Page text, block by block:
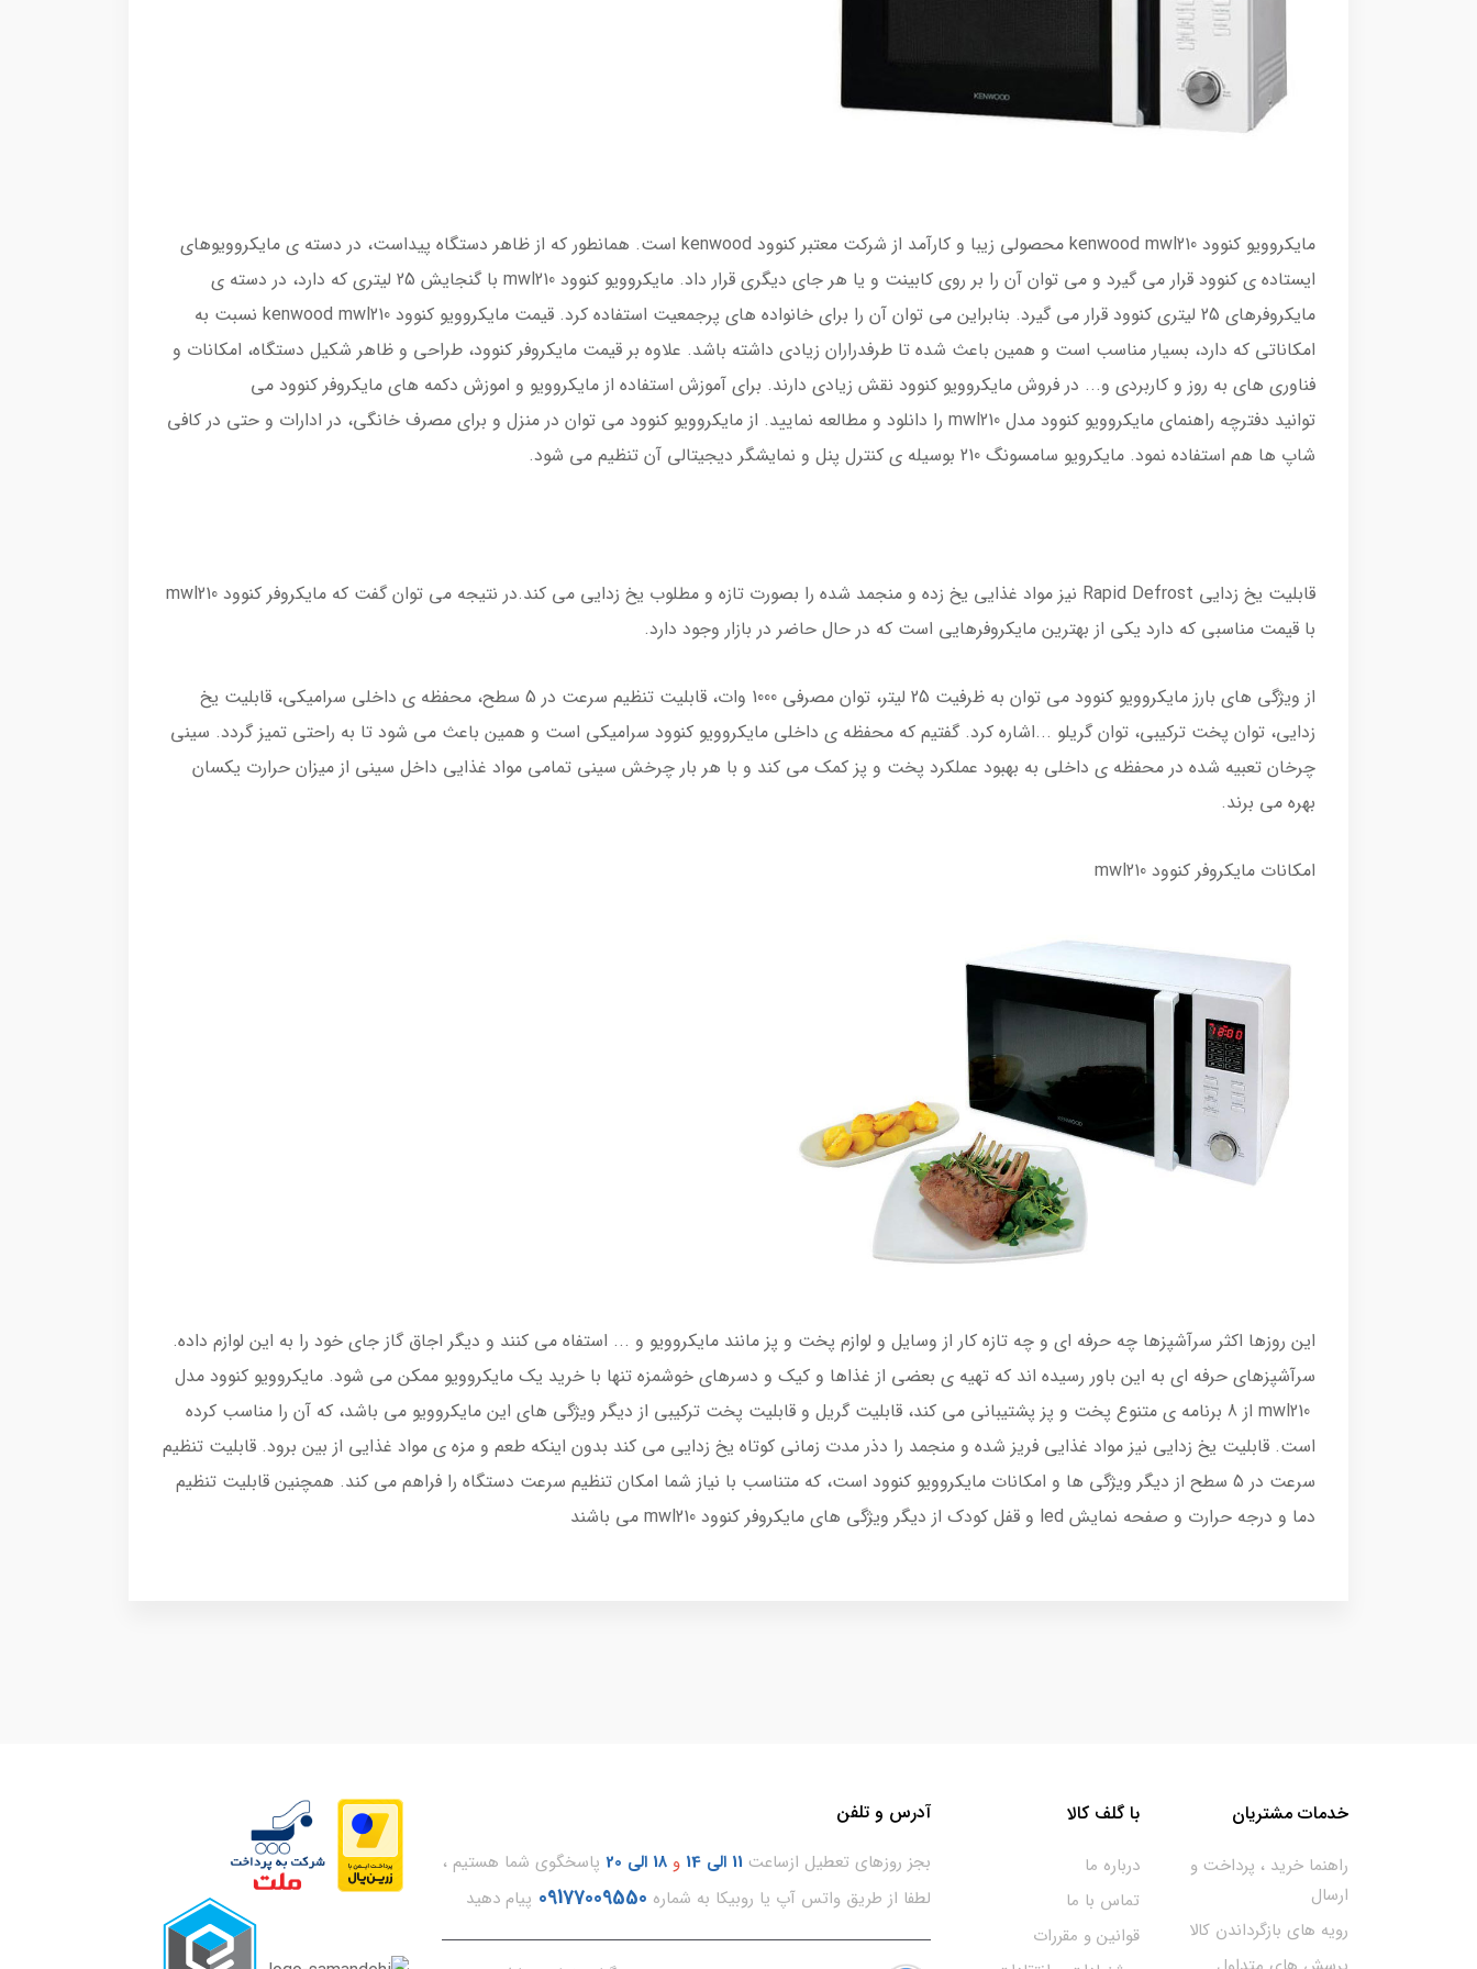
مایکروویو کنوود kenwood mwl210 محصولی زیبا و کارآمد از شرکت معتبر کنوود kenwood است. همانطور که از ظاهر دستگاه پیداست، در دسته ی مایکروویوهای
ایستاده ی کنوود قرار می گیرد و می توان آن را بر روی کابینت و یا هر جای دیگری قرار داد. مایکروویو کنوود mwl210 با گنجایش 25 لیتری که دارد، در دسته ی
مایکروفرهای 25 لیتری کنوود قرار می گیرد. بنابراین می توان آن را برای خانواده های پرجمعیت استفاده کرد. قیمت مایکروویو کنوود kenwood mwl210 نسبت به
امکاناتی که دارد، بسیار مناسب است و همین باعث شده تا طرفدراران زیادی داشته باشد. علاوه بر قیمت مایکروفر کنوود، طراحی و ظاهر شکیل دستگاه، امکانات و
فناوری های به روز و کاربردی و... در فروش مایکروویو کنوود نقش زیادی دارند. برای آموزش استفاده از مایکروویو و اموزش دکمه های مایکروفر کنوود می
توانید دفترچه راهنمای مایکروویو کنوود مدل mwl210 را دانلود و مطالعه نمایید. از مایکروویو کنوود می توان در منزل و برای مصرف خانگی، در ادارات و حتی در کافی
شاپ ها هم استفاده نمود. مایکرویو سامسونگ 210 بوسیله ی کنترل پنل و نمایشگر دیجیتالی آن تنظیم می شود.
قابلیت یخ زدایی Rapid Defrost نیز مواد غذایی یخ زده و منجمد شده را بصورت تازه و مطلوب یخ زدایی می کند.در نتیجه می توان گفت که مایکروفر کنوود mwl210
با قیمت مناسبی که دارد یکی از بهترین مایکروفرهایی است که در حال حاضر در بازار وجود دارد.
از ویژگی های بارز مایکروویو کنوود می توان به ظرفیت 25 لیتر، توان مصرفی 1000 وات، قابلیت تنظیم سرعت در 5 سطح، محفظه ی داخلی سرامیکی، قابلیت یخ
زدایی، توان پخت ترکیبی، توان گریلو ...اشاره کرد. گفتیم که محفظه ی داخلی مایکروویو کنوود سرامیکی است و همین باعث می شود تا به راحتی تمیز گردد. سینی
چرخان تعبیه شده در محفظه ی داخلی به بهبود عملکرد پخت و پز کمک می کند و با هر بار چرخش سینی تمامی مواد غذایی داخل سینی از میزان حرارت یکسان
بهره می برند.
امکانات مایکروفر کنوود mwl210
این روزها اکثر سرآشپزها چه حرفه ای و چه تازه کار از وسایل و لوازم پخت و پز مانند مایکروویو و ... استفاه می کنند و دیگر اجاق گاز جای خود را به این لوازم داده.
سرآشپزهای حرفه ای به این باور رسیده اند که تهیه ی بعضی از غذاها و کیک و دسرهای خوشمزه تنها با خرید یک مایکروویو ممکن می شود. مایکروویو کنوود مدل
mwl210 از 8 برنامه ی متنوع پخت و پز پشتیبانی می کند، قابلیت گریل و قابلیت پخت ترکیبی از دیگر ویژگی های این مایکروویو می باشد، که آن را مناسب کرده
است. قابلیت یخ زدایی نیز مواد غذایی فریز شده و منجمد را دذر مدت زمانی کوتاه یخ زدایی می کند بدون اینکه طعم و مزه ی مواد غذایی از بین برود. قابلیت تنظیم
سرعت در 5 سطح از دیگر ویژگی ها و امکانات مایکروویو کنوود است، که متناسب با نیاز شما امکان تنظیم سرعت دستگاه را فراهم می کند. همچنین قابلیت تنظیم
دما و درجه حرارت و صفحه نمایش led و قفل کودک از دیگر ویژگی های مایکروفر کنوود mwl210 می باشند
خدمات مشتریان
راهنما خرید ، پرداخت و
ارسال
رویه های بازگرداندن کالا
با گلف کالا
درباره ما
تماس با ما
قوانین و مقررات
آدرس و تلفن
بجز روزهای تعطیل ازساعت 11 الی 14 و 18 الی 20
پاسخگوی شما هستیم ،
لطفا از طریق واتس آپ یا روبیکا به شماره 09177009550 پیام دهید